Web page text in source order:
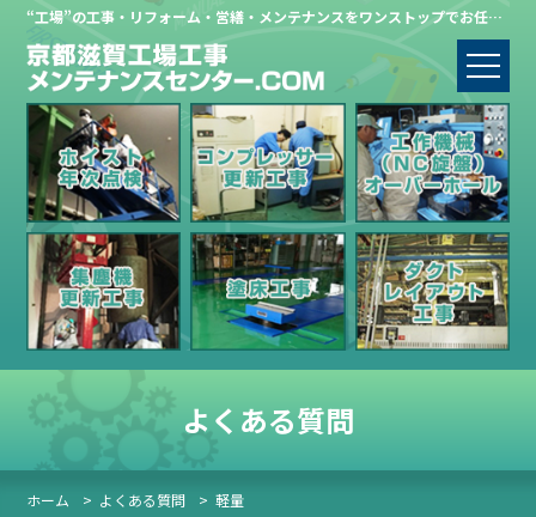
“工場”の工事・リフォーム・営繕・メンテナンスをワンストップでお任せください。
よくある質問
ホーム > よくある質問 >軽量